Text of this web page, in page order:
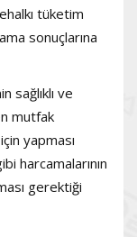
tüketim
sonuçlarına
sağlıklı ve
mutfak
yapması
harcamalarının
gerektiği